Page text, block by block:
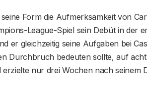
Form die Aufmerksamkeit von
League-Spiel sein Debüt in der
er gleichzeitig seine Aufgaben bei
Durchbruch bedeuten sollte, auf
nur drei Wochen nach seinem